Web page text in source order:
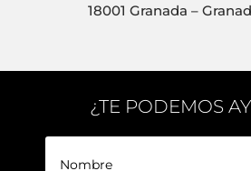
18001 Granada –
¿TE PODEMOS